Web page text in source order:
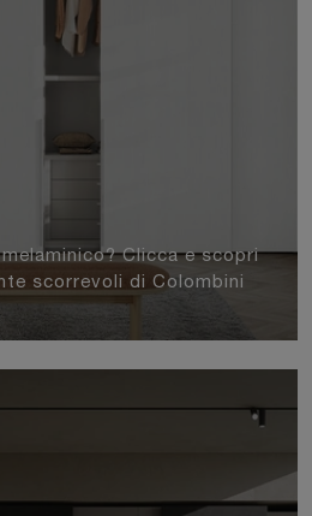
Clicca e scopri
scorrevoli di Colombini